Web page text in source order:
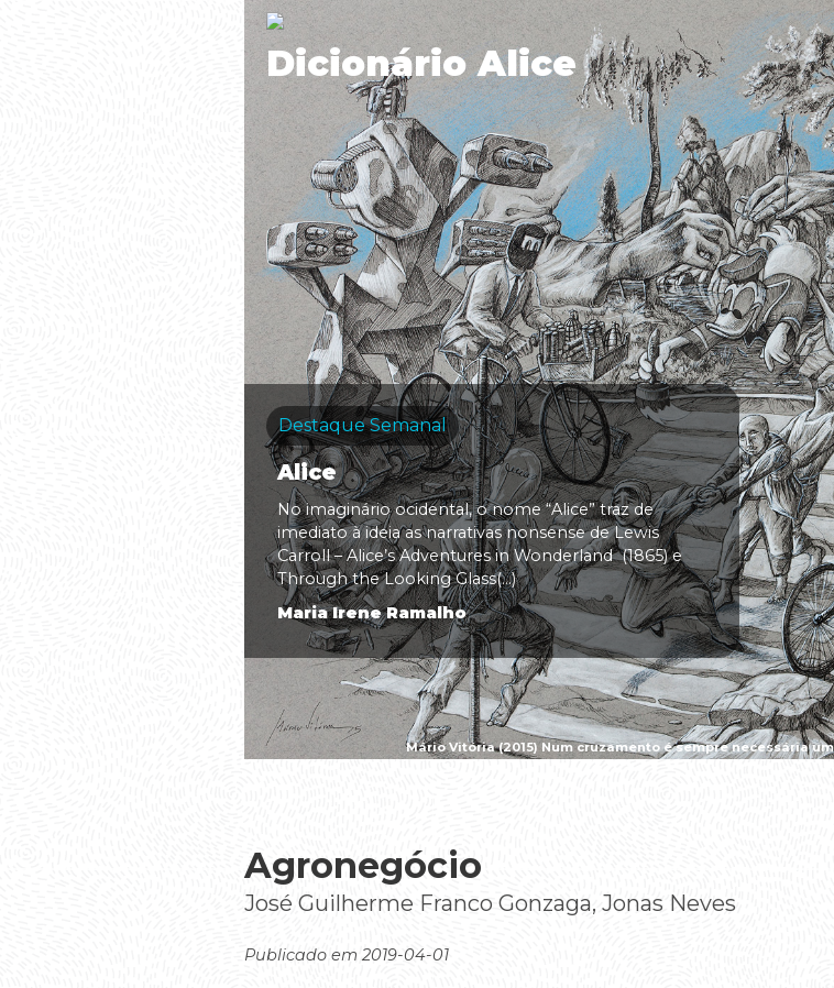
Mário Vitória (2015) Num cruzamento é sempre necessária
Dicionário Alice
Destaque Semanal
Alice
No imaginário ocidental, o nome “Alice” traz de
imediato à ideia as narrativas nonsense de Lewis
Carroll – Alice’s Adventures in Wonderland (1865) e
Through the Looking Glass(...)
Maria Irene Ramalho
Agronegócio
José Guilherme Franco Gonzaga, Jonas Neves
Publicado em 2019-04-01